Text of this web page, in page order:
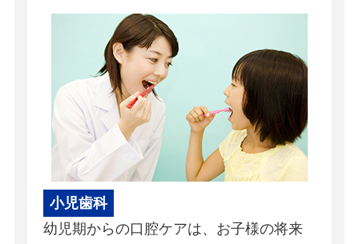
小児歯科
幼児期からの口腔ケアは、お子様の将来